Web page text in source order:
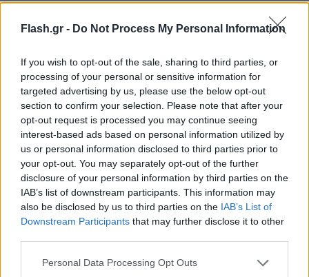
Flash.gr - Do Not Process My Personal Information
If you wish to opt-out of the sale, sharing to third parties, or
processing of your personal or sensitive information for
targeted advertising by us, please use the below opt-out
section to confirm your selection. Please note that after your
opt-out request is processed you may continue seeing
interest-based ads based on personal information utilized by
us or personal information disclosed to third parties prior to
your opt-out. You may separately opt-out of the further
disclosure of your personal information by third parties on the
IAB’s list of downstream participants. This information may
also be disclosed by us to third parties on the IAB’s List of
Downstream Participants that may further disclose it to other
Please note that this website/app uses one or more Google
Personal Data Processing Opt Outs
Συνδέεται με εφαρμογές ευεξίας
Με το ChatGPT Health, οι χρήστες μπορούν να
συνδέσουν ιατρικά αρχεία και εφαρμογές ευεξίας,
ώστε οι απαντήσεις να είναι περισσότερο ακριβείς.
Αυτό το διαφοροποιεί από πολλά εργαλεία που
λειτουργούν κυρίως με βάση γενικές γνώσεις και
ερωτηματολόγια χωρίς απευθείας σύνδεση σε
προσωπικά δεδομένα.